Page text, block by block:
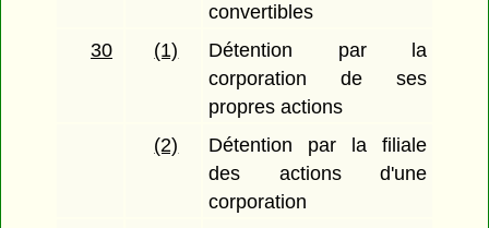
convertibles
30
(1)
Détention par la
corporation de ses
propres actions
(2)
Détention par la filiale
des actions d'une
corporation